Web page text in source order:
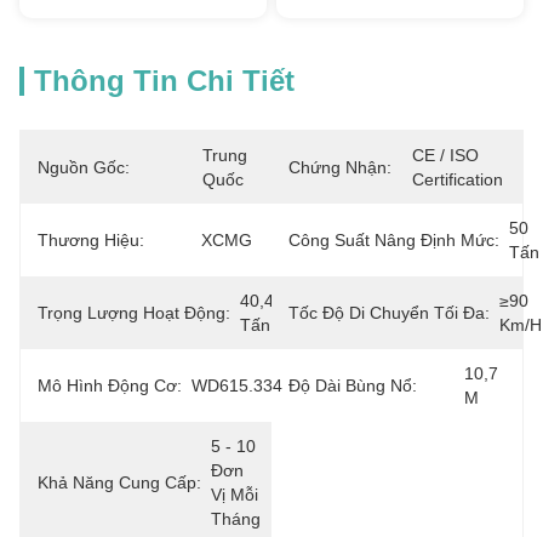
Thông Tin Chi Tiết
Nguồn Gốc:
Trung
Quốc
Chứng Nhận:
CE / ISO
Certification
Thương Hiệu: XCMG Công Suất Nâng Định Mức:
50
Tấn
Trọng Lượng Hoạt Động:
40,4
Tấn
Tốc Độ Di Chuyển Tối Đa:
≥90
Km/h
Mô Hình Động Cơ: WD615.334 Độ Dài Bùng Nổ:
10,7
M
Khả Năng Cung Cấp:
5 - 10
Đơn
Vị Mỗi
Tháng